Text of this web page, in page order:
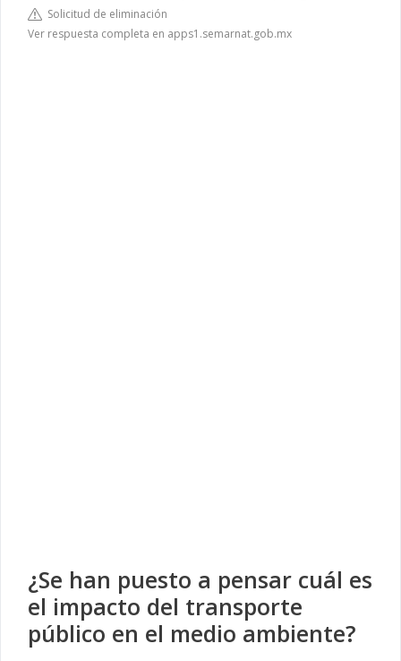
Solicitud de eliminación
Ver respuesta completa en apps1.semarnat.gob.mx
¿Se han puesto a pensar cuál es
el impacto del transporte
público en el medio ambiente?